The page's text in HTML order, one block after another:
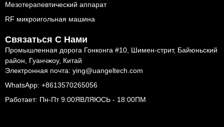
Мезотерапевтический аппарат
RF микроигольная машина
Связаться С Нами
Промышленная дорога Гонконга #10, Шимен-стрит, Байюньский
район, Гуанчжоу, Китай
Электронная почта: ying@uangeltech.com
WhatsApp: +8613570265056
Работает: Пн-Пт 9:00ЯВЛЯЮСЬ - 18:00ПМ